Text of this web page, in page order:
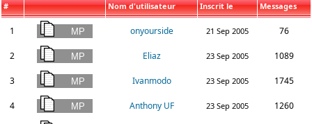
# Nom d'utilisateur Inscrit le Messages
1 onyourside 21 Sep 2005 76
2 Eliaz 23 Sep 2005 1089
3 Ivanmodo 23 Sep 2005 1745
4 Anthony UF 23 Sep 2005 1260